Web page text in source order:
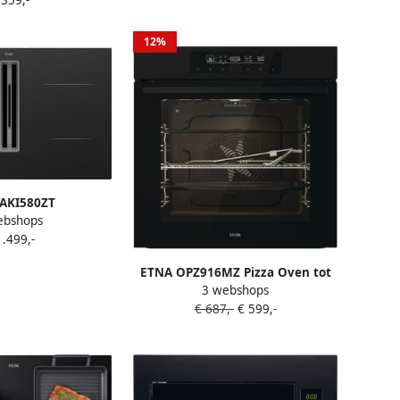
met
– 80 cm
12%
ETNA OPZ916MZ Pizza Oven tot
350°C Turbo Hetelucht Pyrolyse
Matzwart 77 Liter Snel
3 webshops
€ 687,-€ 599,-